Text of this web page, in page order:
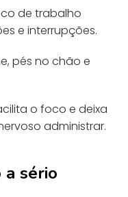
de trabalho
e interrupções.
pés no chão e
o foco e deixa
administrar.
sério